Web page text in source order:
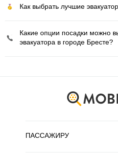
Как выбрать лучшие
Какие опции посадки можно
эвакуатора в городе Бресте?
ПАССАЖИРУ